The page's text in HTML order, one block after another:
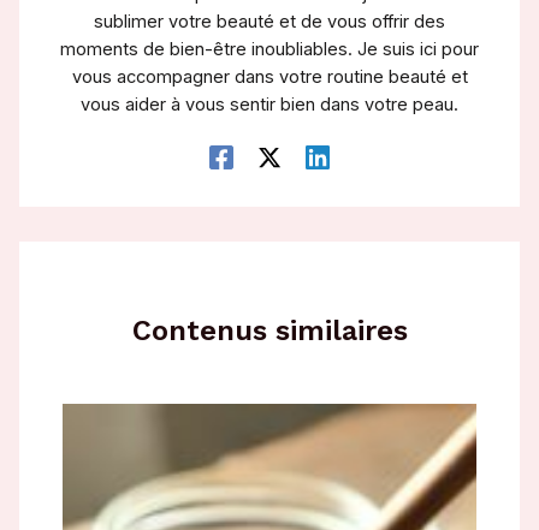
sublimer votre beauté et de vous offrir des
moments de bien-être inoubliables. Je suis ici pour
vous accompagner dans votre routine beauté et
vous aider à vous sentir bien dans votre peau.
Contenus similaires